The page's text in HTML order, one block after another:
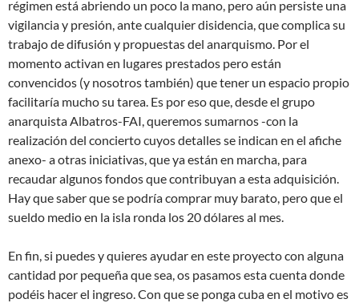
régimen está abriendo un poco la mano, pero aún persiste una
vigilancia y presión, ante cualquier disidencia, que complica su
trabajo de difusión y propuestas del anarquismo. Por el
momento activan en lugares prestados pero están
convencidos (y nosotros también) que tener un espacio propio
facilitaría mucho su tarea. Es por eso que, desde el grupo
anarquista Albatros-FAI, queremos sumarnos -con la
realización del concierto cuyos detalles se indican en el afiche
anexo- a otras iniciativas, que ya están en marcha, para
recaudar algunos fondos que contribuyan a esta adquisición.
Hay que saber que se podría comprar muy barato, pero que el
sueldo medio en la isla ronda los 20 dólares al mes.
En fin, si puedes y quieres ayudar en este proyecto con alguna
cantidad por pequeña que sea, os pasamos esta cuenta donde
podéis hacer el ingreso. Con que se ponga cuba en el motivo es